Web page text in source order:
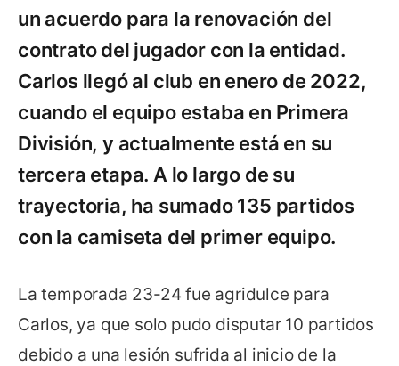
un acuerdo para la renovación del
contrato del jugador con la entidad.
Carlos llegó al club en enero de 2022,
cuando el equipo estaba en Primera
División, y actualmente está en su
tercera etapa. A lo largo de su
trayectoria, ha sumado 135 partidos
con la camiseta del primer equipo.
La temporada 23-24 fue agridulce para
Carlos, ya que solo pudo disputar 10 partidos
debido a una lesión sufrida al inicio de la